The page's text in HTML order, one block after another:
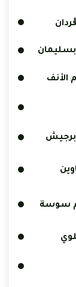
الأنف
برجيش
سوسة